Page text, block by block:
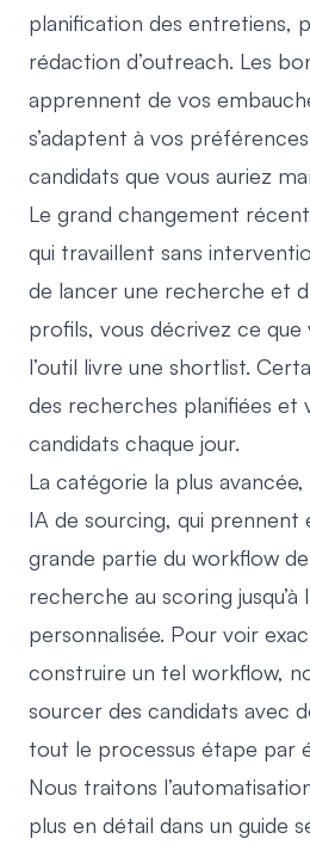
planification des entretiens,
rédaction d’outreach. Les
apprennent de vos
s’adaptent à vos
candidats que vous auriez
Le grand changement
qui travaillent sans
de lancer une recherche et
profils, vous décrivez ce
l’outil livre une shortlist.
des recherches planifiées et
candidats chaque jour.
La catégorie la plus
IA de sourcing, qui prennent
grande partie du workflow
recherche au scoring jusqu’à
personnalisée. Pour voir
construire un tel workflow,
sourcer des candidats avec
tout le processus étape par
Nous traitons
plus en détail dans un guide